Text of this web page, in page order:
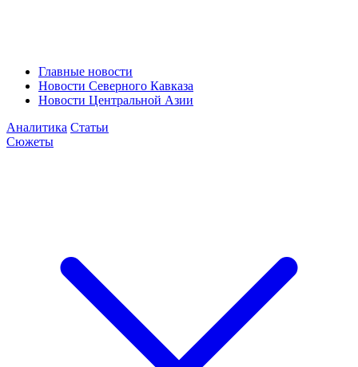
Главные новости
Новости Северного Кавказа
Новости Центральной Азии
Аналитика Статьи
Сюжеты